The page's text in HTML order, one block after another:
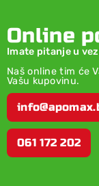
Online
Imate pitanje u
Naš online tim će
Vašu kupovinu.
061 172 202